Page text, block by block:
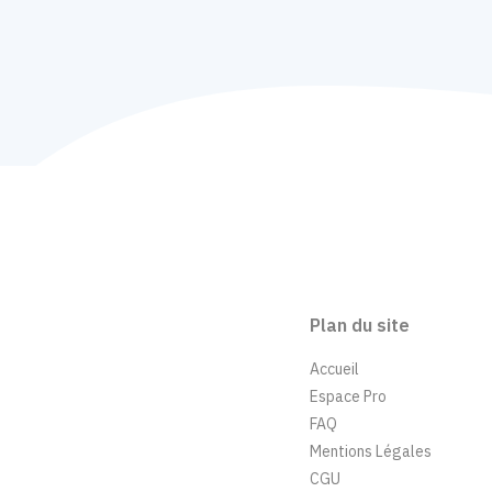
Plan du site
Accueil
Espace Pro
FAQ
Mentions Légales
CGU